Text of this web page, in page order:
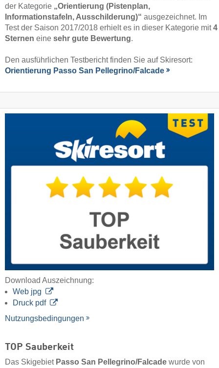
der Kategorie „Orientierung (Pistenplan,
Informationstafeln, Ausschilderung)“ ausgezeichnet. Im
Test der Saison 2017/2018 erhielt es in dieser Kategorie mit4
Sternen eine sehr gute Bewertung.
Den ausführlichen Testbericht finden Sie auf Skiresort:
Orientierung Passo San Pellegrino/​Falcade
Download Auszeichnung:
Web jpg
Druck pdf
Nutzungsbedingungen
TOP Sauberkeit
Das Skigebiet Passo San Pellegrino/​Falcade wurde von